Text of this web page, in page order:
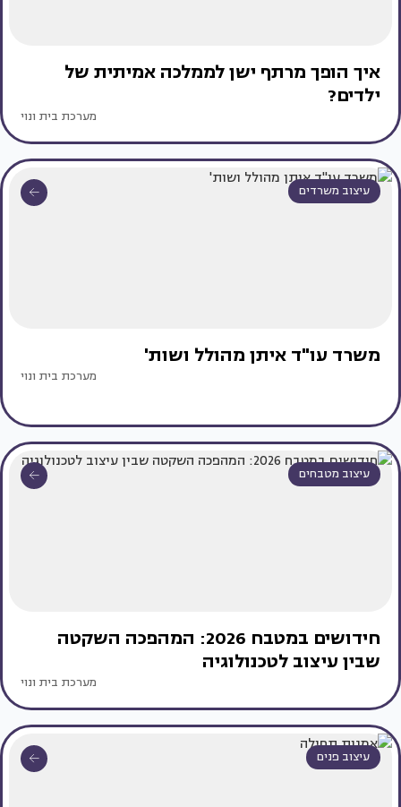
איך הופך מרתף ישן לממלכה אמיתית של
ילדים?
מערכת בית ונוי
עיצוב משרדים
משרד עו"ד איתן מהולל ושות'
מערכת בית ונוי
עיצוב מטבחים
חידושים במטבח 2026: המהפכה השקטה
שבין עיצוב לטכנולוגיה
מערכת בית ונוי
עיצוב פנים